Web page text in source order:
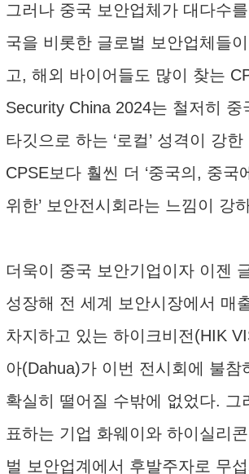
그러나 중국 보안업체가 대다수
국을 비롯한 글로벌 보안업체들
고, 해외 바이어들도 많이 찾는
Security China 2024는 철저히 중
타깃으로 하는 ‘로컬’ 성격이 강
CPSE보다 훨씬 더 ‘중국의, 중국
위한’ 보안전시회라는 느낌이 강
더욱이 중국 보안기업이자 이젠
성장해 전 세계 보안시장에서 매
차지하고 있는 하이크비전(HIK
아(Dahua)가 이번 전시회에 불참
확실히 떨어질 수밖에 없었다. 그
표하는 기업 화웨이와 하이실리
벌 보안업계에서 후발주자로 무